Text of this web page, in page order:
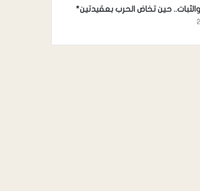
والثبات.. حين تخاض الحرب بعقيدتين*